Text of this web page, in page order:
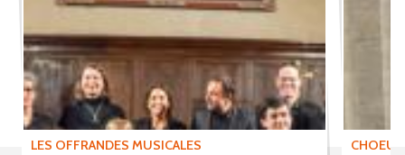
LES OFFRANDES MUSICALES